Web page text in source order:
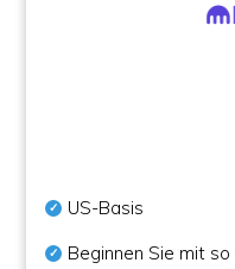
US-Basis
Beginnen Sie mit